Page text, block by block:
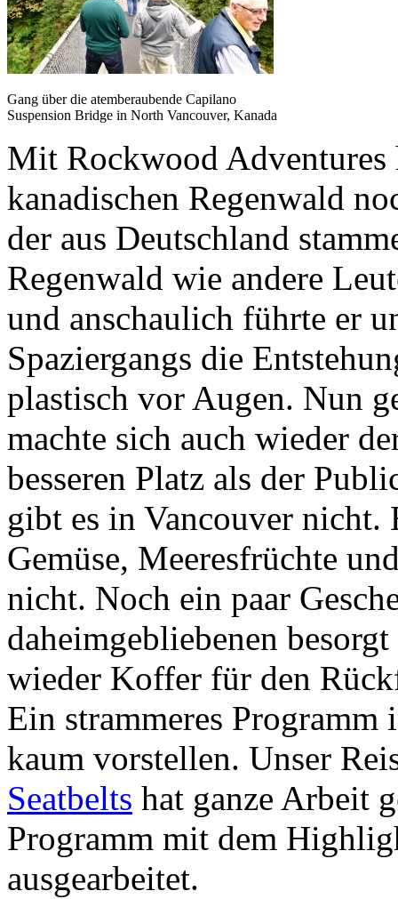
Gang über die atemberaubende Capilano
Suspension Bridge in North Vancouver, Kanada
Mit Rockwood Adventures
kanadischen Regenwald
der aus Deutschland
Regenwald wie andere
und anschaulich führte er
Spaziergangs die
plastisch vor Augen. Nun
machte sich auch wieder
besseren Platz als der
gibt es in Vancouver nicht.
Gemüse, Meeresfrüchte
nicht. Noch ein paar
daheimgebliebenen
wieder Koffer für den
Ein strammeres Programm
kaum vorstellen. Unser
Seatbelts hat ganze Arbeit
Programm mit dem
ausgearbeitet.